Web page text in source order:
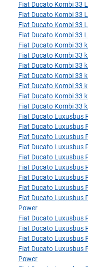
Fiat Ducato Kombi 33
Fiat Ducato Kombi 33
Fiat Ducato Kombi 33
Fiat Ducato Kombi 33
Fiat Ducato Kombi 33
Fiat Ducato Kombi 33
Fiat Ducato Kombi 33
Fiat Ducato Kombi 33
Fiat Ducato Kombi 33
Fiat Ducato Kombi 33
Fiat Ducato Kombi 33
Fiat Ducato Luxusbus
Fiat Ducato Luxusbus
Fiat Ducato Luxusbus
Fiat Ducato Luxusbus
Fiat Ducato Luxusbus
Fiat Ducato Luxusbus
Fiat Ducato Luxusbus
Fiat Ducato Luxusbus
Fiat Ducato Luxusbus
Power
Fiat Ducato Luxusbus
Fiat Ducato Luxusbus
Fiat Ducato Luxusbus
Fiat Ducato Luxusbus
Power